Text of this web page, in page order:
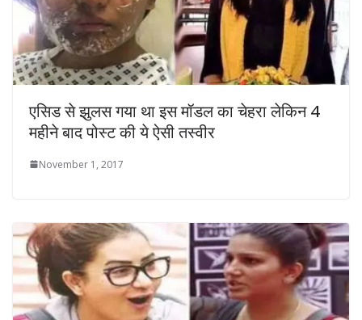
एसिड से झुलस गया था इस मॉडल का चेहरा लेकिन 4
महीने बाद पोस्ट की ये ऐसी तस्‍वीर
November 1, 2017